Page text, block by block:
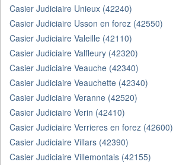
Casier Judiciaire Unieux (42240)
Casier Judiciaire Usson en forez (42550)
Casier Judiciaire Valeille (42110)
Casier Judiciaire Valfleury (42320)
Casier Judiciaire Veauche (42340)
Casier Judiciaire Veauchette (42340)
Casier Judiciaire Veranne (42520)
Casier Judiciaire Verin (42410)
Casier Judiciaire Verrieres en forez (42600)
Casier Judiciaire Villars (42390)
Casier Judiciaire Villemontais (42155)